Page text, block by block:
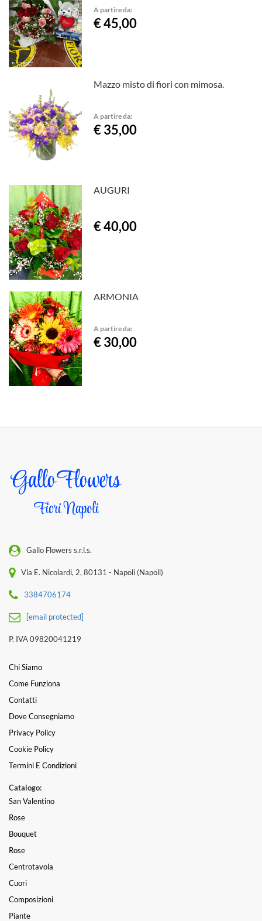
A partire da:
€ 45,00
Mazzo misto di fiori con mimosa.
A partire da:
€ 35,00
AUGURI
€ 40,00
ARMONIA
A partire da:
€ 30,00
Gallo Flowers s.r.l.s.
Via E. Nicolardi, 2, 80131 - Napoli (Napoli)
3384706174
[email protected]
P. IVA 09820041219
Chi Siamo
Come Funziona
Contatti
Dove Consegniamo
Privacy Policy
Cookie Policy
Termini E Condizioni
Catalogo:
San Valentino
Rose
Bouquet
Rose
Centrotavola
Cuori
Composizioni
Piante